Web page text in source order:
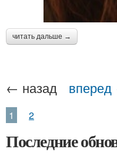
читать дальше →
← назад
1 2
Последние